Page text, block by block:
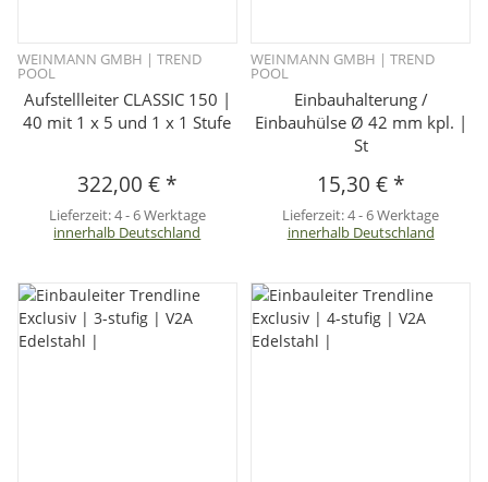
WEINMANN GMBH | TREND
POOL
Aufstellleiter CLASSIC 150 |
40 mit 1 x 5 und 1 x 1 Stufe
322,00 € *
Lieferzeit:4 - 6 Werktage
innerhalb Deutschland
WEINMANN GMBH | TREND
POOL
Einbauhalterung /
Einbauhülse Ø 42 mm kpl. |
St
15,30 € *
Lieferzeit:4 - 6 Werktage
innerhalb Deutschland